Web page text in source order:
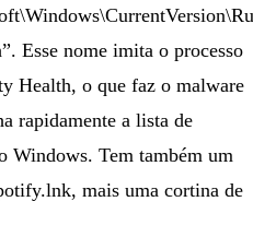
Esse nome imita o processo
Health, o que faz o malware
rapidamente a lista de
Windows. Tem também um
mais uma cortina de